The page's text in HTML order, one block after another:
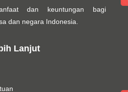
dan keuntungan bagi
dan negara Indonesia.
Lanjut